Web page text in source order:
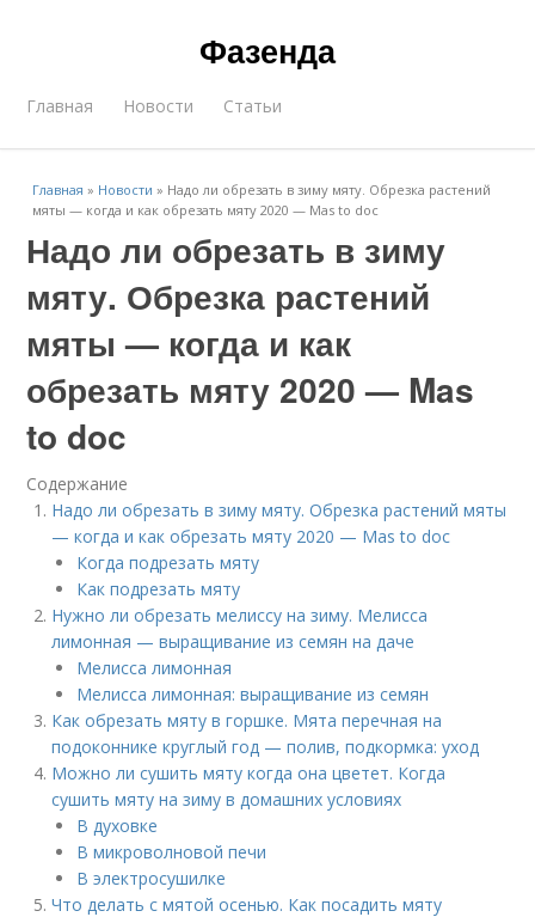
Фазенда
Главная Новости Статьи
Главная » Новости » Надо ли обрезать в зиму мяту. Обрезка растений
мяты — когда и как обрезать мяту 2020 — Mas to doc
Надо ли обрезать в зиму
мяту. Обрезка растений
мяты — когда и как
обрезать мяту 2020 — Mas
to doc
Содержание
Надо ли обрезать в зиму мяту. Обрезка растений мяты
— когда и как обрезать мяту 2020 — Mas to doc
Когда подрезать мяту
Как подрезать мяту
Нужно ли обрезать мелиссу на зиму. Мелисса
лимонная — выращивание из семян на даче
Мелисса лимонная
Мелисса лимонная: выращивание из семян
Как обрезать мяту в горшке. Мята перечная на
подоконнике круглый год — полив, подкормка: уход
Можно ли сушить мяту когда она цветет. Когда
сушить мяту на зиму в домашних условиях
В духовке
В микроволновой печи
В электросушилке
Что делать с мятой осенью. Как посадить мяту